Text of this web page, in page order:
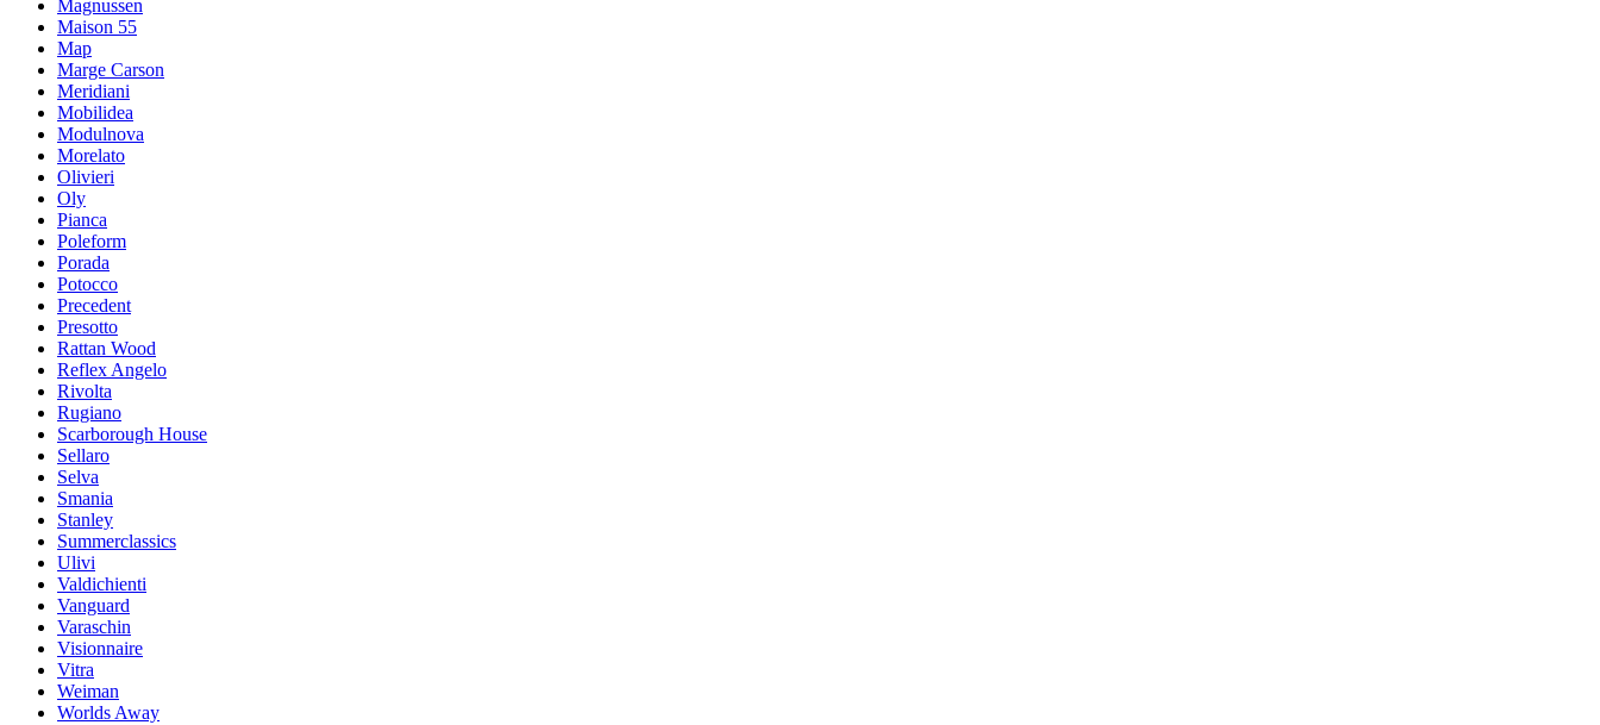
Magnussen
Maison 55
Map
Marge Carson
Meridiani
Mobilidea
Modulnova
Morelato
Olivieri
Oly
Pianca
Poleform
Porada
Potocco
Precedent
Presotto
Rattan Wood
Reflex Angelo
Rivolta
Rugiano
Scarborough House
Sellaro
Selva
Smania
Stanley
Summerclassics
Ulivi
Valdichienti
Vanguard
Varaschin
Visionnaire
Vitra
Weiman
Worlds Away